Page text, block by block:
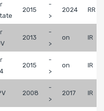
2015
-
>
2024 RR
2013
-
>
on IR
2015
-
>
on IR
2008
-
>
2017 IR